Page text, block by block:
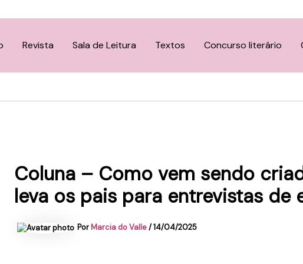
Revista Sala de Leitura Textos Concurso literário
Coluna – Como vem sendo
leva os pais para entrevistas de
Por Marcia do Valle/14/04/2025